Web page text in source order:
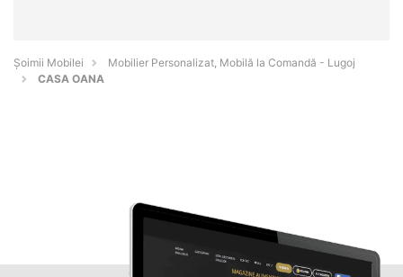
Șoimii Mobilei
Mobilier Personalizat, Mobilă la Comandă - Lugoj
CASA OANA